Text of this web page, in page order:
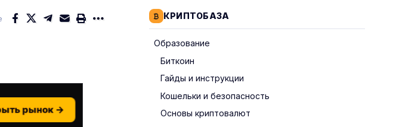
рынок →
КРИПТОБАЗА
Образование
Биткоин
Гайды и инструкции
Кошельки и безопасность
Основы криптовалют